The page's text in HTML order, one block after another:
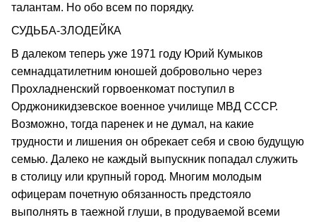
талантам. Но обо всем по порядку.
СУДЬБА-ЗЛОДЕЙКА
В далеком теперь уже 1971 году Юрий Кумыков
семнадцатилетним юношей добровольно через
Прохладненский горвоенкомат поступил в
Орджоникидзевское военное училище МВД СССР.
Возможно, тогда паренек и не думал, на какие
трудности и лишения он обрекает себя и свою будущую
семью. Далеко не каждый выпускник попадал служить
в столицу или крупный город. Многим молодым
офицерам почетную обязанность предстояло
выполнять в таежной глуши, в продуваемой всеми